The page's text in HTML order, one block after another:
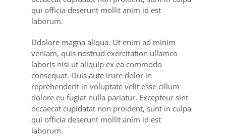
qui officia deserunt mollit anim id est
laborum.
Ddolore magna aliqua. Ut enim ad minim
veniam, quis nostrud exercitation ullamco
laboris nisi ut aliquip ex ea commodo
consequat. Duis aute irure dolor in
reprehenderit in voluptate velit esse cillum
dolore eu fugiat nulla pariatur. Excepteur sint
occaecat cupidatat non proident, sunt in culpa
qui officia deserunt mollit anim id est
laborum.